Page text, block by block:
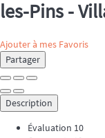
les-Pins -
Ajouter à mes Favoris
Partager
Description
Évaluation 10